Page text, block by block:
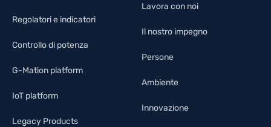
Regolatori e indicatori
Controllo di potenza
G-Mation platform
IoT platform
Legacy Products
Lavora con noi
Il nostro impegno
Persone
Ambiente
Innovazione